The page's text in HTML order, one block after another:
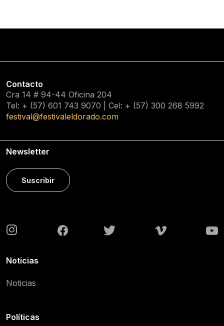
Contacto
Cra 14 # 94-44 Oficina 204
Tel: + (57) 601 743 9070 | Cel: + (57) 300 268 5992
festival@festivaleldorado.com
Newsletter
Suscribir
Noticias
Noticias
Políticas